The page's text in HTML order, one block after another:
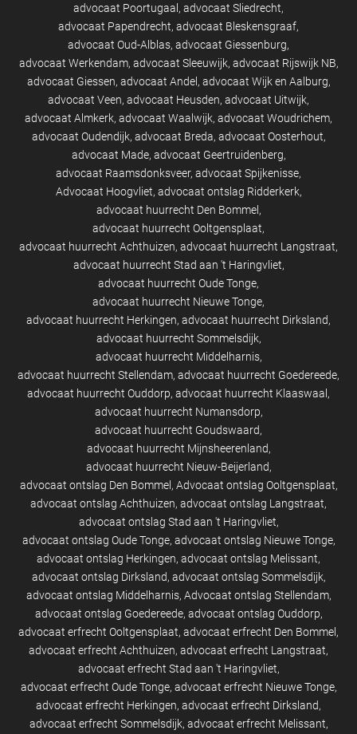
advocaat Poortugaal
advocaat Sliedrecht
advocaat Papendrecht advocaat Bleskensgraaf
advocaat Oud-Alblas advocaat Giessenburg
advocaat Werkendam advocaat Sleeuwijk advocaat Rijswijk NB
advocaat Giessen advocaat Andel advocaat Wijk en Aalburg
advocaat Veen advocaat Heusden advocaat Uitwijk
advocaat Almkerk advocaat Waalwijk advocaat Woudrichem
advocaat Oudendijk advocaat Breda advocaat Oosterhout
advocaat Made advocaat Geertruidenberg
advocaat Raamsdonksveer advocaat Spijkenisse
Advocaat Hoogvliet advocaat ontslag Ridderkerk
advocaat huurrecht Den Bommel
advocaat huurrecht Ooltgensplaat
advocaat huurrecht Achthuizen advocaat huurrecht Langstraat
advocaat huurrecht Stad aan 't Haringvliet
advocaat huurrecht Oude Tonge
advocaat huurrecht Nieuwe Tonge
advocaat huurrecht Herkingen advocaat huurrecht Dirksland
advocaat huurrecht Sommelsdijk
advocaat huurrecht Middelharnis
advocaat huurrecht Stellendam advocaat huurrecht Goedereede
advocaat huurrecht Ouddorp advocaat huurrecht Klaaswaal
advocaat huurrecht Numansdorp
advocaat huurrecht Goudswaard
advocaat huurrecht Mijnsheerenland
advocaat huurrecht Nieuw-Beijerland
advocaat ontslag Den Bommel Advocaat ontslag Ooltgensplaat
advocaat ontslag Achthuizen advocaat ontslag Langstraat
advocaat ontslag Stad aan 't Haringvliet
advocaat ontslag Oude Tonge advocaat ontslag Nieuwe Tonge
advocaat ontslag Herkingen advocaat ontslag Melissant
advocaat ontslag Dirksland advocaat ontslag Sommelsdijk
advocaat ontslag Middelharnis Advocaat ontslag Stellendam
advocaat ontslag Goedereede advocaat ontslag Ouddorp
advocaat erfrecht Ooltgensplaat advocaat erfrecht Den Bommel
advocaat erfrecht Achthuizen advocaat erfrecht Langstraat
advocaat erfrecht Stad aan 't Haringvliet
advocaat erfrecht Oude Tonge advocaat erfrecht Nieuwe Tonge
advocaat erfrecht Herkingen advocaat erfrecht Dirksland
advocaat erfrecht Sommelsdijk advocaat erfrecht Melissant